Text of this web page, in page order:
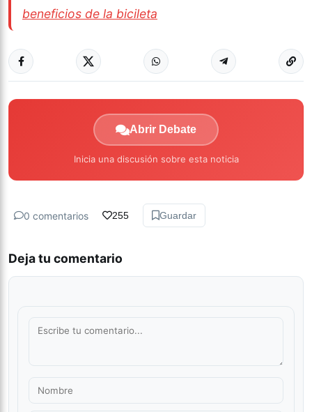
beneficios de la bicileta
Abrir Debate
Inicia una discusión sobre esta noticia
0 comentarios 255 Guardar
Deja tu comentario